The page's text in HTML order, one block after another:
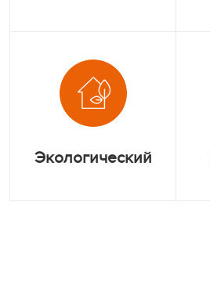
Экологический